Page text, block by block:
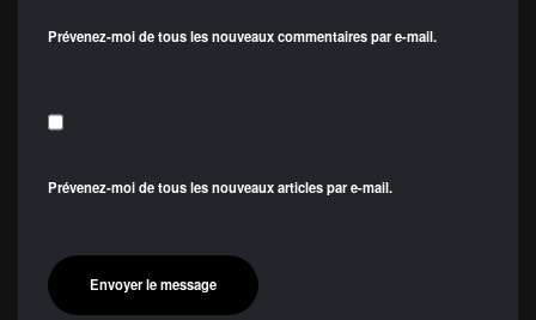
Prévenez-moi de tous les nouveaux commentaires par e-mail.
Prévenez-moi de tous les nouveaux articles par e-mail.